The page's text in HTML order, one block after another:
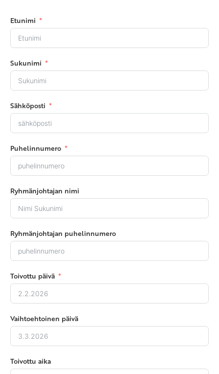
Etunimi
Sukunimi
Sähköposti
Puhelinnumero
Ryhmänjohtajan nimi
Ryhmänjohtajan puhelinnumero
Toivottu päivä
Vaihtoehtoinen päivä
Toivottu aika